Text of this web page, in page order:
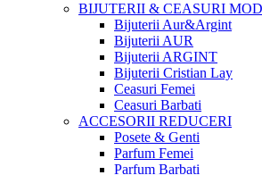
BIJUTERII & CEASURI
Bijuterii Aur&Argint
Bijuterii AUR
Bijuterii ARGINT
Bijuterii Cristian Lay
Ceasuri Femei
Ceasuri Barbati
ACCESORII REDUCERI
Posete & Genti
Parfum Femei
Parfum Barbati